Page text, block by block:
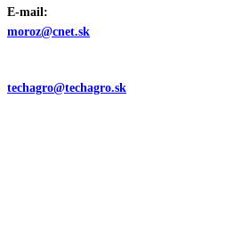
E-mail:
moroz@cnet.sk
techagro@techagro.sk